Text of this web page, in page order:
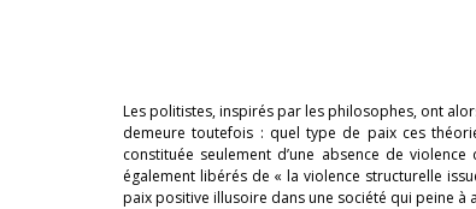
Les politistes, inspirés par les philosophes, ont
demeure toutefois : quel type de paix ces
constituée seulement d’une absence de
également libérés de « la violence structurelle
paix positive illusoire dans une société qui peine à